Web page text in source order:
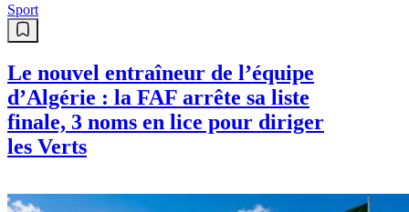
Sport
Le nouvel entraîneur de l’équipe
d’Algérie : la FAF arrête sa liste
finale, 3 noms en lice pour diriger
les Verts